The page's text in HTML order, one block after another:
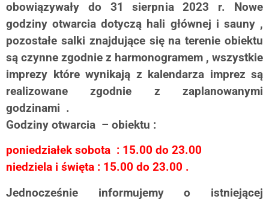
obowiązywały do 31 sierpnia 2023 r. Nowe
godziny otwarcia dotyczą hali głównej i sauny ,
pozostałe salki znajdujące się na terenie obiektu
są czynne zgodnie z harmonogramem , wszystkie
imprezy które wynikają z kalendarza imprez są
realizowane zgodnie z zaplanowanymi
godzinami .
Godziny otwarcia – obiektu :
poniedziałek sobota : 15.00 do 23.00
niedziela i święta : 15.00 do 23.00 .
Jednocześnie informujemy o istniejącej